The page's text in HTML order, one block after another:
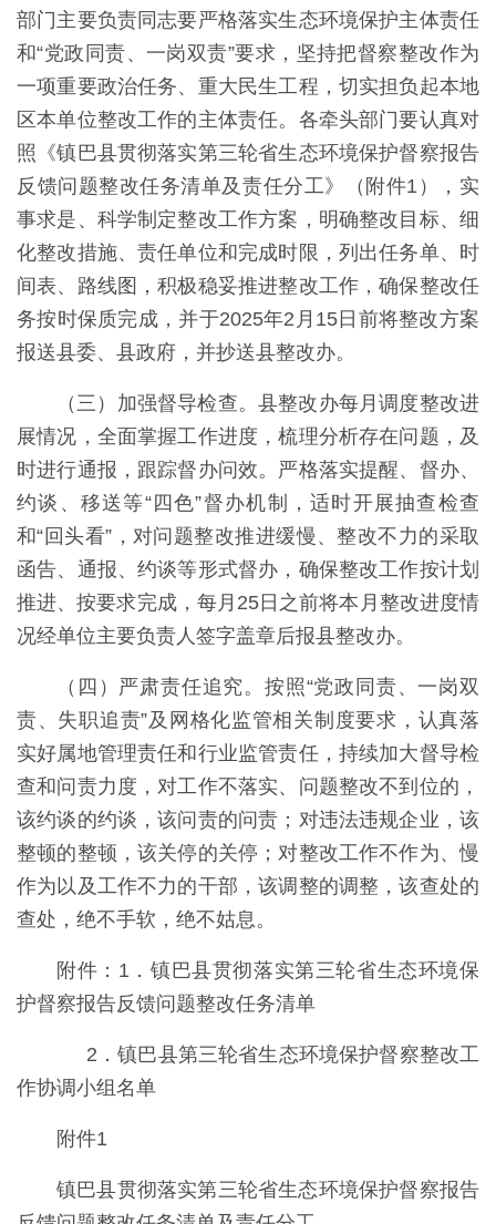
部门主要负责同志要严格落实生态环境保护主体责任
和“党政同责、一岗双责”要求，坚持把督察整改作为
一项重要政治任务、重大民生工程，切实担负起本地
区本单位整改工作的主体责任。各牵头部门要认真对
照《镇巴县贯彻落实第三轮省生态环境保护督察报告
反馈问题整改任务清单及责任分工》（附件1），实
事求是、科学制定整改工作方案，明确整改目标、细
化整改措施、责任单位和完成时限，列出任务单、时
间表、路线图，积极稳妥推进整改工作，确保整改任
务按时保质完成，并于2025年2月15日前将整改方案
报送县委、县政府，并抄送县整改办。
（三）加强督导检查。县整改办每月调度整改进
展情况，全面掌握工作进度，梳理分析存在问题，及
时进行通报，跟踪督办问效。严格落实提醒、督办、
约谈、移送等“四色”督办机制，适时开展抽查检查
和“回头看”，对问题整改推进缓慢、整改不力的采取
函告、通报、约谈等形式督办，确保整改工作按计划
推进、按要求完成，每月25日之前将本月整改进度情
况经单位主要负责人签字盖章后报县整改办。
（四）严肃责任追究。按照“党政同责、一岗双
责、失职追责”及网格化监管相关制度要求，认真落
实好属地管理责任和行业监管责任，持续加大督导检
查和问责力度，对工作不落实、问题整改不到位的，
该约谈的约谈，该问责的问责；对违法违规企业，该
整顿的整顿，该关停的关停；对整改工作不作为、慢
作为以及工作不力的干部，该调整的调整，该查处的
查处，绝不手软，绝不姑息。
附件：1．镇巴县贯彻落实第三轮省生态环境保
护督察报告反馈问题整改任务清单
2．镇巴县第三轮省生态环境保护督察整改工
作协调小组名单
附件1
镇巴县贯彻落实第三轮省生态环境保护督察报告